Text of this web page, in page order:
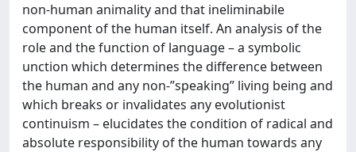
non-human animality and that ineliminabile
component of the human itself. An analysis of the
role and the function of language – a symbolic
unction which determines the difference between
the human and any non-”speaking” living being and
which breaks or invalidates any evolutionist
continuism – elucidates the condition of radical and
absolute responsibility of the human towards any